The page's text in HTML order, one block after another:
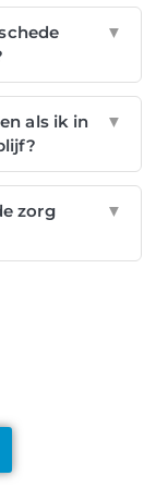
▼
als ik in
▼
zorg
▼